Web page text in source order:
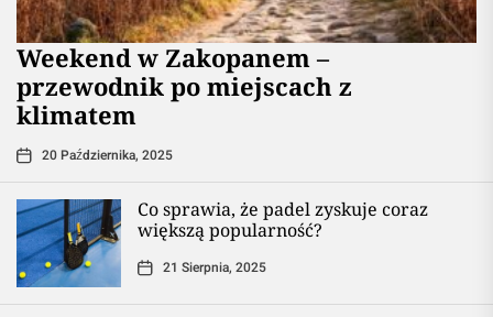
Weekend w Zakopanem –
przewodnik po miejscach z
klimatem
20 Października, 2025
Co sprawia, że padel zyskuje coraz
większą popularność?
21 Sierpnia, 2025